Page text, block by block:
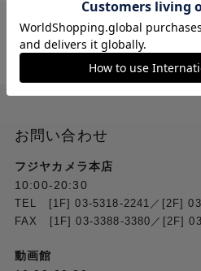
ご注文合計２万円
お問い合わせ
フジヤカメラ本店
10:00-20:30
TEL [1F] 03-5318-2241／[2F]
FAX [1F] 03-3388-3380／[2F]
動画館